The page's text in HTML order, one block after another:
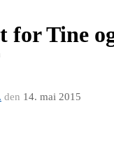
for Tine
den 14. mai 2015